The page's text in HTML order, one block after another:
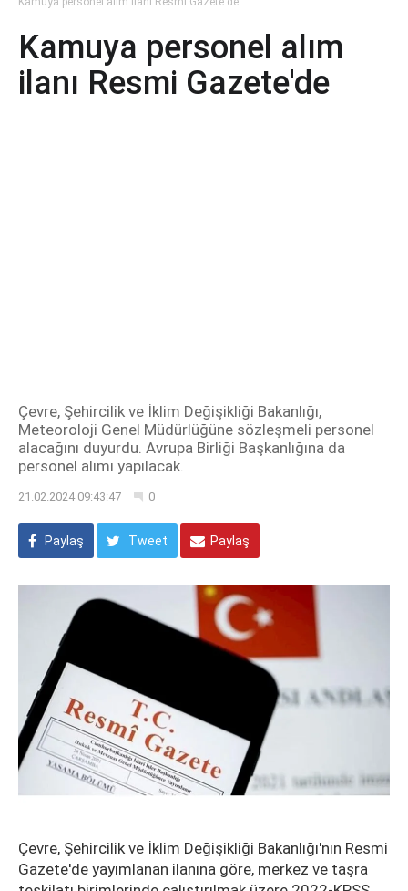
Kamuya personel alım
ilanı Resmi Gazete'de
Çevre, Şehircilik ve İklim Değişikliği Bakanlığı,
Meteoroloji Genel Müdürlüğüne sözleşmeli personel
alacağını duyurdu. Avrupa Birliği Başkanlığına da
personel alımı yapılacak.
21.02.2024 09:43:47 0
Paylaş Tweet Paylaş
Çevre, Şehircilik ve İklim Değişikliği Bakanlığı'nın Resmi
Gazete'de yayımlanan ilanına göre, merkez ve taşra